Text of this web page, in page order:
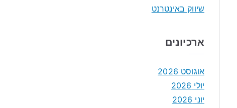
שיווק באינטרנט
ארכיונים
אוגוסט 2026
יולי 2026
יוני 2026